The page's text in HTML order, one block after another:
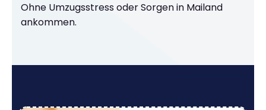
Ohne Umzugsstress oder Sorgen in Mailand
ankommen.